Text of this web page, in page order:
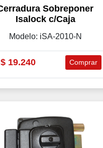
Sobreponer
Isalock c/Caja
Modelo: iSA-2010-N
$19.240 Comprar